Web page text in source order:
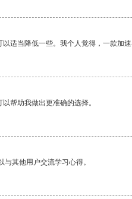
适当降低一些。我个人觉得，一款加
帮助我做出更准确的选择。
其他用户交流学习心得。